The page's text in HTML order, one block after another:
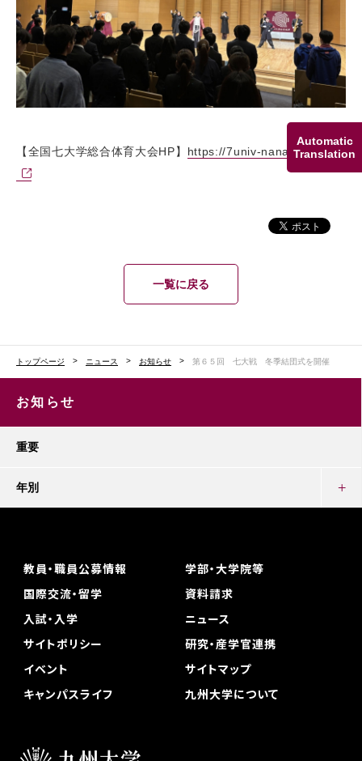
Automatic
Translation
【全国七大学総合体育大会HP】 https://7univ-nanadaisen.jp/
一覧に戻る
トップページ ニュース お知らせ 第６５回 七大戦 冬季結団式を開催
お知らせ
重要
年別
教員・職員公募情報
学部・大学院等
国際交流・留学
資料請求
入試・入学
ニュース
サイトポリシー
研究・産学官連携
イベント
サイトマップ
キャンパスライフ
九州大学について